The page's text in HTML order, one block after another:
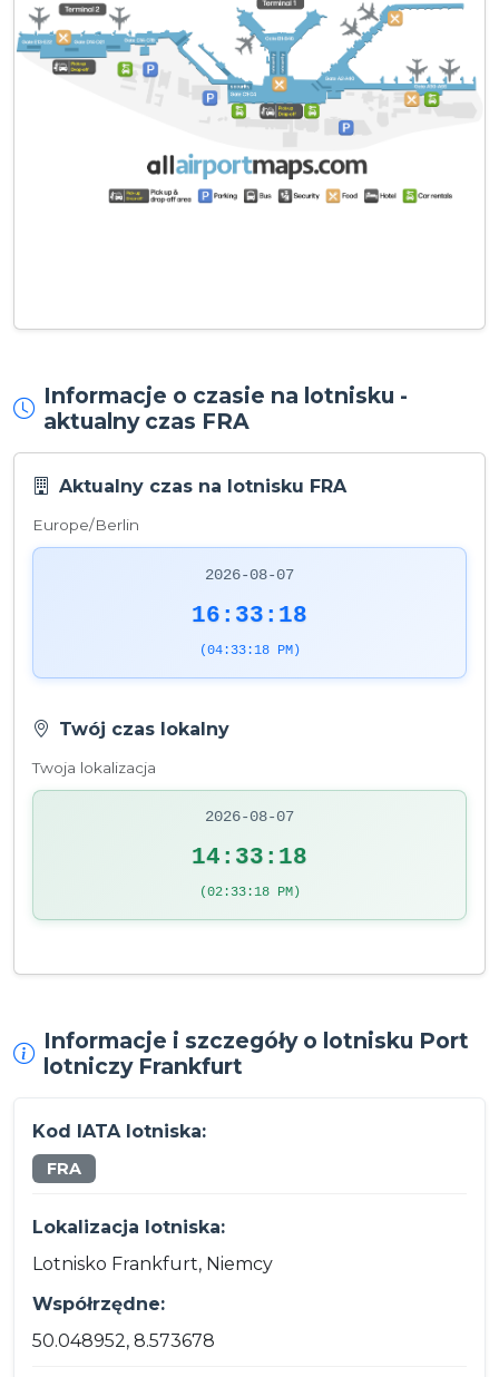
Informacje o czasie na lotnisku -
aktualny czas FRA
Aktualny czas na lotnisku FRA
Europe/Berlin
2026-08-07
16:33:18
(04:33:18 PM)
Twój czas lokalny
Twoja lokalizacja
2026-08-07
14:33:18
(02:33:18 PM)
Informacje i szczegóły o lotnisku Port
lotniczy Frankfurt
Kod IATA lotniska:
FRA
Lokalizacja lotniska:
Lotnisko Frankfurt, Niemcy
Współrzędne:
50.048952, 8.573678